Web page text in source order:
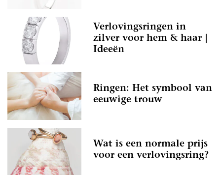
Verlovingsringen in
zilver voor hem & haar |
Ideeën
Ringen: Het symbool van
eeuwige trouw
Wat is een normale prijs
voor een verlovingsring?